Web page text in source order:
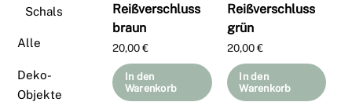
Reißverschluss
braun
20,00€
In den
Warenkorb
Reißverschluss
grün
20,00€
In den
Warenkorb
Schals
Alle
Deko-
Objekte